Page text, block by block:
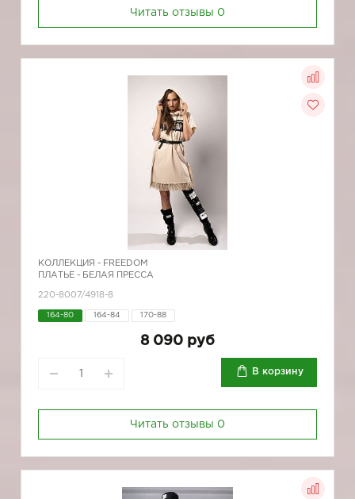
Читать отзывы 0
КОЛЛЕКЦИЯ - FREEDOM
ПЛАТЬЕ - БЕЛАЯ ПРЕССА
220-8007/4918-8
164-80 164-84 170-88
8 090 руб
В корзину
Читать отзывы 0